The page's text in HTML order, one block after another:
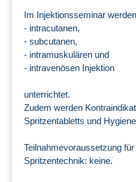
Im Injektionsseminar
- intracutanen,
- subcutanen,
- intramuskulären und
- intravenösen Injektion
unterrichtet.
Zudem werden
Spritzentabletts und
Teilnahmevoraussetzung
Spritzentechnik: keine.